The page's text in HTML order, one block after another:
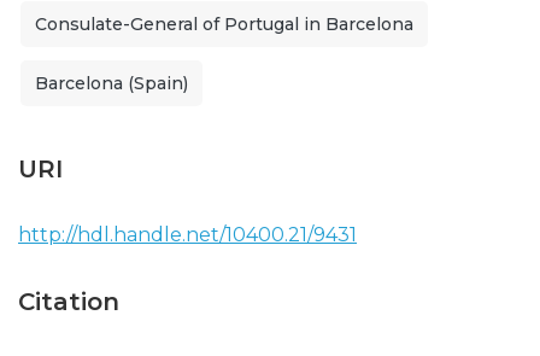
Consulate-General of Portugal in Barcelona
Barcelona (Spain)
URI
http://hdl.handle.net/10400.21/9431
Citation